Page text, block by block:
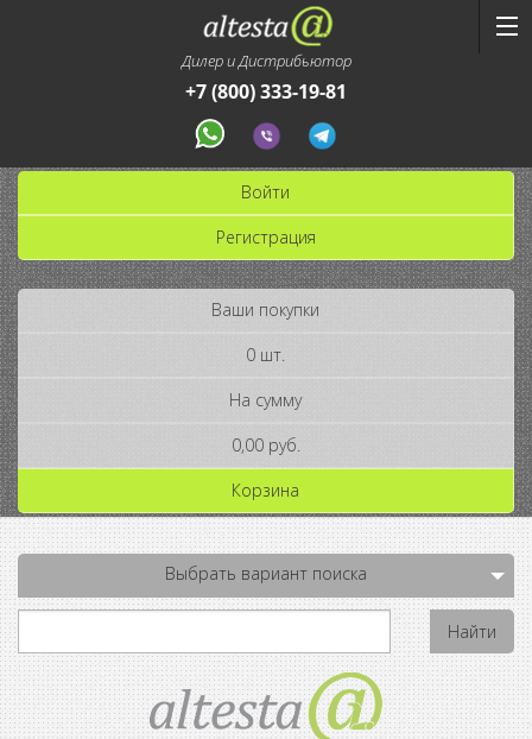
Дилер и Дистрибьютор
+7 (800) 333-19-81
Войти
Регистрация
Ваши покупки
0 шт.
На сумму
0,00 руб.
Корзина
Выбрать вариант поиска